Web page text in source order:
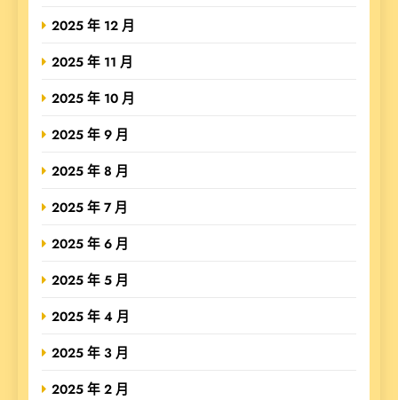
2025 年 12 月
2025 年 11 月
2025 年 10 月
2025 年 9 月
2025 年 8 月
2025 年 7 月
2025 年 6 月
2025 年 5 月
2025 年 4 月
2025 年 3 月
2025 年 2 月